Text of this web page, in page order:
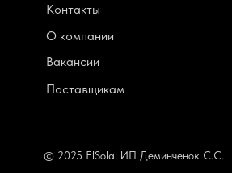
Контакты
© 2025 ElSola. ИП Деминченок С.С.
Поставщикам
Вакансии
О компании